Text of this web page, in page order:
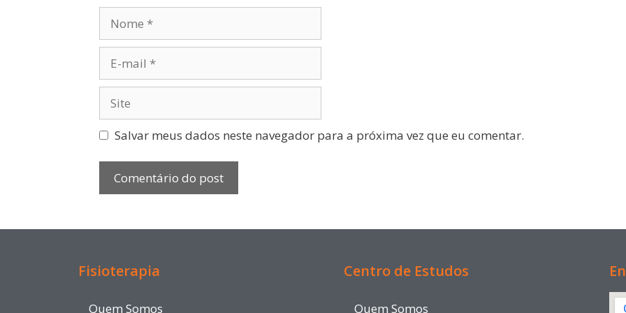
Salvar meus dados neste navegador para a próxima vez que eu comentar.
Fisioterapia
Quem Somos
Centro de Estudos
Quem Somos